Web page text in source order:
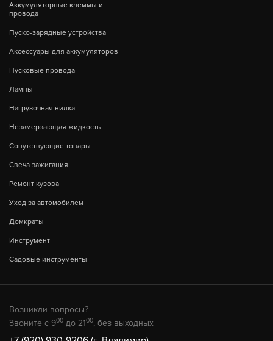
Аккумуляторные клеммы и
провода
Пуско-зарядные устройства
Аксессуары для аккумуляторов
Пусковые провода
Лампы
Нагрузочная вилка
Незамерзающая жидкость
Сопутствующие товары
Свеча зажигания
Ремонт кузова
Уход за автомобилем
Домкраты
Инструмент
Садовые инструменты
Возникли вопросы?
Звоните с 900 до 2100, без выходных